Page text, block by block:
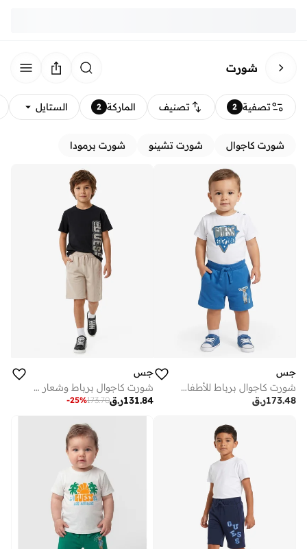
شورت
تصفية 2 تصنيف الماركة 2 الستايل
شورت كاجوال شورت تشينو شورت برمودا
جس
شورت كاجوال برباط للأطفال برسومات
ر.ق173.48
جس
شورت كاجوال برباط وشعار الشباب
ر.ق131.84
173.70
-25%